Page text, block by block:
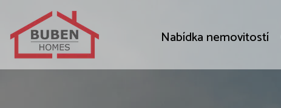
Nabídka nemovitostí